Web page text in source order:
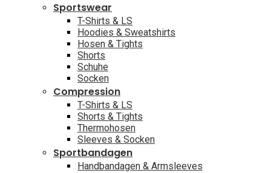
Sportswear
T-Shirts & LS
Hoodies & Sweatshirts
Hosen & Tights
Shorts
Schuhe
Socken
Compression
T-Shirts & LS
Shorts & Tights
Thermohosen
Sleeves & Socken
Sportbandagen
Handbandagen & Armsleeves